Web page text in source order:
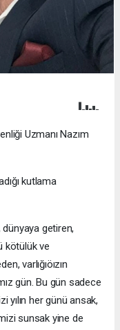
Uzmanı Nazım
kutlama
dünyaya getiren,
kötülük ve
varlığıöızın
gün. Bu gün sadece
yılın her günü ansak,
sunsak yine de